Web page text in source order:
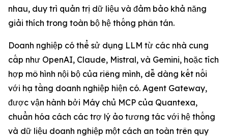
nhau, duy trì quản trị dữ liệu và đảm bảo khả năng
giải thích trong toàn bộ hệ thống phân tán.
Doanh nghiệp có thể sử dụng LLM từ các nhà cung
cấp như OpenAI, Claude, Mistral, và Gemini, hoặc tích
hợp mô hình nội bộ của riêng mình, dễ dàng kết nối
với hạ tầng doanh nghiệp hiện có. Agent Gateway,
được vận hành bởi Máy chủ MCP của Quantexa,
chuẩn hóa cách các trợ lý ảo tương tác với hệ thống
và dữ liệu doanh nghiệp một cách an toàn trên quy